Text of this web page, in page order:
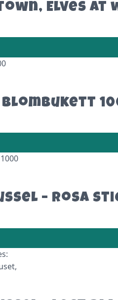
Elves at
Blombukett
– Rosa